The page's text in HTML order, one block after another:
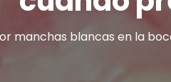
manchas blancas en la